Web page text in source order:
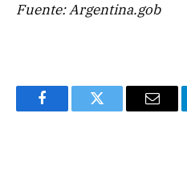
Fuente: Argentina.gob
FacebookTwitter Email